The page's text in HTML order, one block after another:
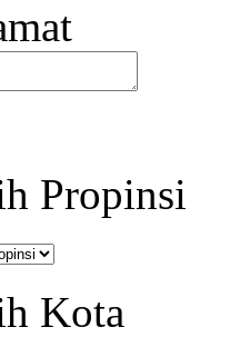
Propinsi
Kota